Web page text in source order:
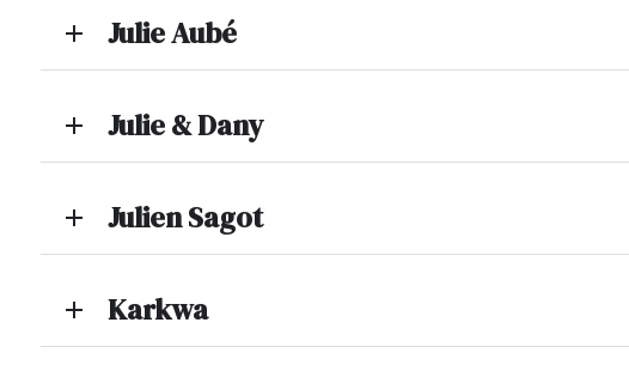
add Julie Aubé
add Julie & Dany
add Julien Sagot
add Karkwa